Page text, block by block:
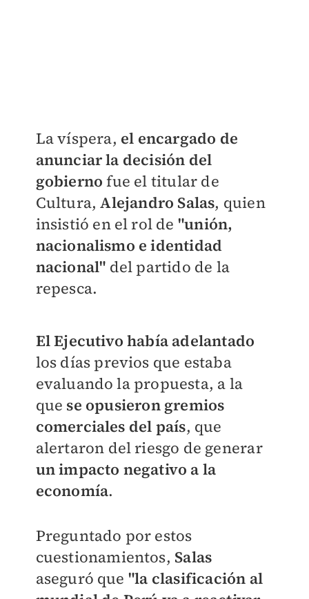
La víspera, el encargado de
anunciar la decisión del
gobierno fue el titular de
Cultura,Alejandro Salas, quien
insistió en el rol de "unión,
nacionalismo e identidad
nacional" del partido de la
repesca.
El Ejecutivo había adelantado
los días previos que estaba
evaluando la propuesta, a la
que se opusieron gremios
comerciales del país, que
alertaron del riesgo de generar
un impacto negativo a la
economía.
Preguntado por estos
cuestionamientos, Salas
aseguró que "la clasificación al